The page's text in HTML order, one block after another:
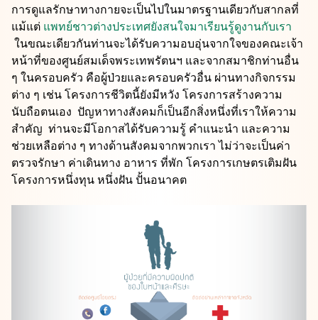
การดูแลรักษาทางกายจะเป็นไปในมาตรฐานเดียวกับสากลที่
แม้แต่ แพทย์ชาวต่างประเทศยังสนใจมาเรียนรู้ดูงานกับเรา
ในขณะเดียวกันท่านจะได้รับความอบอุ่นจากใจของคณะเจ้า
หน้าที่ของศูนย์สมเด็จพระเทพรัตนฯ และจากสมาชิกท่านอื่น
ๆ ในครอบครัว คือผู้ป่วยและครอบครัวอื่น ผ่านทางกิจกรรม
ต่าง ๆ เช่น โครงการชีวิตนี้ยังมีหวัง โครงการสร้างความ
นับถือตนเอง ปัญหาทางสังคมก็เป็นอีกสิ่งหนึ่งที่เราให้ความ
สำคัญ ท่านจะมีโอกาสได้รับความรู้ คำแนะนำ และความ
ช่วยเหลือต่าง ๆ ทางด้านสังคมจากพวกเรา ไม่ว่าจะเป็นค่า
ตรวจรักษา ค่าเดินทาง อาหาร ที่พัก โครงการเกษตรเติมฝัน
โครงการหนึ่งทุน หนึ่งฝัน ปั้นอนาคต